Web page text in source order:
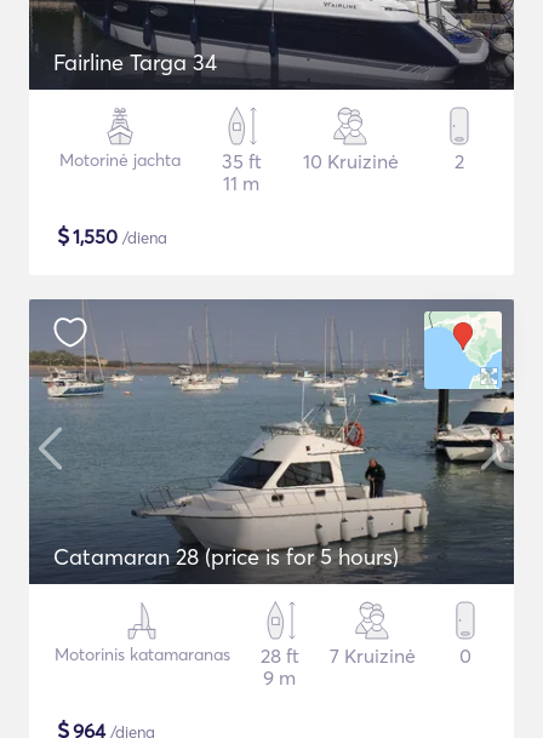
Fairline Targa 34
Motorinė jachta
35 ft
11 m
10 Kruizinė 2
$1,550 /diena
Catamaran 28 (price is for 5 hours)
Motorinis katamaranas
28 ft
9 m
7 Kruizinė 0
$964/diena